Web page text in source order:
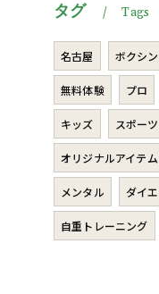
タグ Tags
名古屋 ボクシ
無料体験 プロ
キッズ スポーツ
オリジナルアイテム
メンタル ダイ
自重トレーニング